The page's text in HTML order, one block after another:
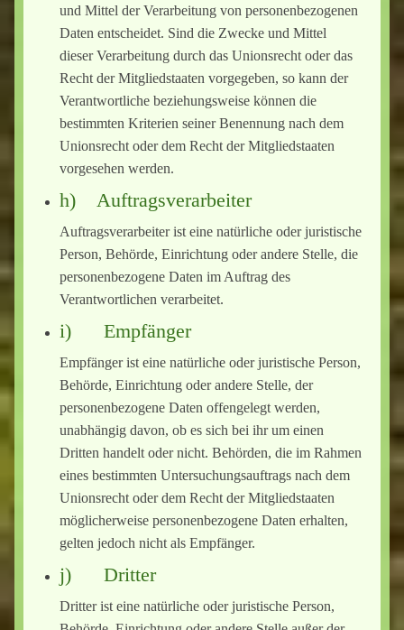
und Mittel der Verarbeitung von personenbezogenen
Daten entscheidet. Sind die Zwecke und Mittel
dieser Verarbeitung durch das Unionsrecht oder das
Recht der Mitgliedstaaten vorgegeben, so kann der
Verantwortliche beziehungsweise können die
bestimmten Kriterien seiner Benennung nach dem
Unionsrecht oder dem Recht der Mitgliedstaaten
vorgesehen werden.
h) Auftragsverarbeiter
Auftragsverarbeiter ist eine natürliche oder juristische
Person, Behörde, Einrichtung oder andere Stelle, die
personenbezogene Daten im Auftrag des
Verantwortlichen verarbeitet.
i) Empfänger
Empfänger ist eine natürliche oder juristische Person,
Behörde, Einrichtung oder andere Stelle, der
personenbezogene Daten offengelegt werden,
unabhängig davon, ob es sich bei ihr um einen
Dritten handelt oder nicht. Behörden, die im Rahmen
eines bestimmten Untersuchungsauftrags nach dem
Unionsrecht oder dem Recht der Mitgliedstaaten
möglicherweise personenbezogene Daten erhalten,
gelten jedoch nicht als Empfänger.
j) Dritter
Dritter ist eine natürliche oder juristische Person,